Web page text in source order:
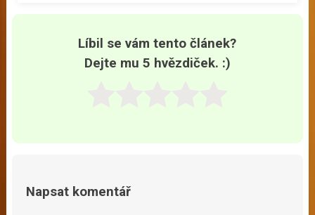
Líbil se vám tento článek?
Dejte mu 5 hvězdiček. :)
Napsat komentář